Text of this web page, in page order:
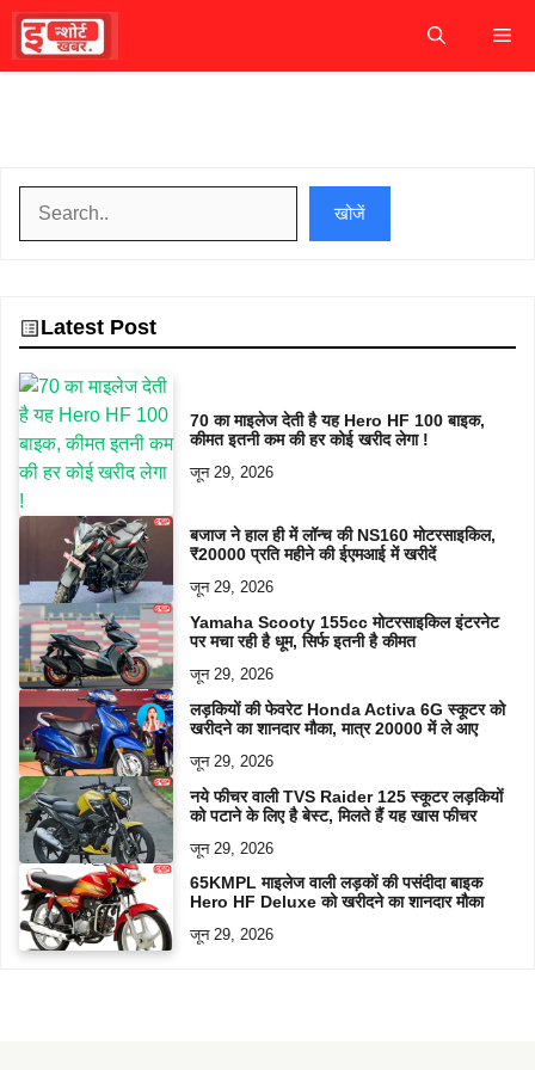
Skip
content
खोजें
Latest Post
70 का माइलेज देती है यह Hero HF 100 बाइक,
कीमत इतनी कम की हर कोई खरीद लेगा !
जून 29, 2026
बजाज ने हाल ही में लॉन्च की NS160 मोटरसाइकिल,
₹20000 प्रति महीने की ईएमआई में खरीदें
जून 29, 2026
Yamaha Scooty 155cc मोटरसाइकिल इंटरनेट
पर मचा रही है धूम, सिर्फ इतनी है कीमत
जून 29, 2026
लड़कियों की फेवरेट Honda Activa 6G स्कूटर को
खरीदने का शानदार मौका, मात्र 20000 में ले आए
जून 29, 2026
नये फीचर वाली TVS Raider 125 स्कूटर लड़कियों
को पटाने के लिए है बेस्ट, मिलते हैं यह खास फीचर
जून 29, 2026
65KMPL माइलेज वाली लड़कों की पसंदीदा बाइक
Hero HF Deluxe को खरीदने का शानदार मौका
जून 29, 2026